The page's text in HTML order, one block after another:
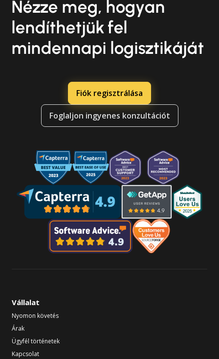
Nézze meg, hogyan
lendíthetjük fel
mindennapi logisztikáját
Fiók regisztrálása
Foglaljon ingyenes konzultációt
Vállalat
Nyomon követés
Árak
Ügyfél történetek
Kapcsolat